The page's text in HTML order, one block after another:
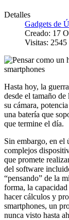
Detalles
Gadgets de
Creado: 17
Visitas: 2545
Hasta hoy, la
desde el tamaño
su cámara,
una batería que
que termine el día.
Sin embargo, en el
complejos
que promete
del software
“pensando” de la
forma, la
hacer cálculos y
smartphones, un
nunca visto hasta